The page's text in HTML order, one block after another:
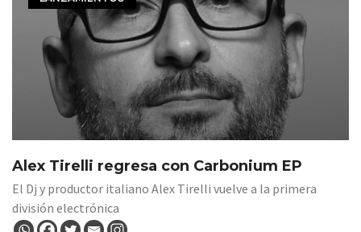
Alex Tirelli regresa con Carbonium EP
El Dj y productor italiano Alex Tirelli vuelve a la primera
división electrónica